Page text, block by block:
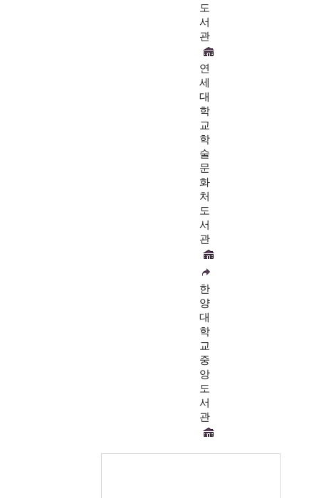
도
서
관
연
세
대
학
교
학
술
문
화
처
도
서
관
한
양
대
학
교
중
앙
도
서
관